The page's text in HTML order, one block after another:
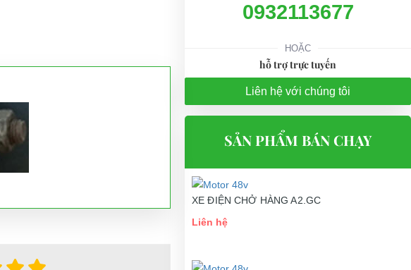
0932113677
HOẶC
hỗ trợ trực tuyến
Liên hệ với chúng tôi
SẢN PHẨM BÁN CHẠY
XE ĐIỆN CHỞ HÀNG A2.GC
Liên hệ